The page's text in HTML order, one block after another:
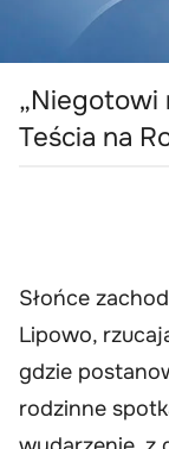
„Niegotowi
Teścia na
Słońce
Lipowo,
gdzie
rodzinne